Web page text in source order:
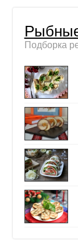
Подборка